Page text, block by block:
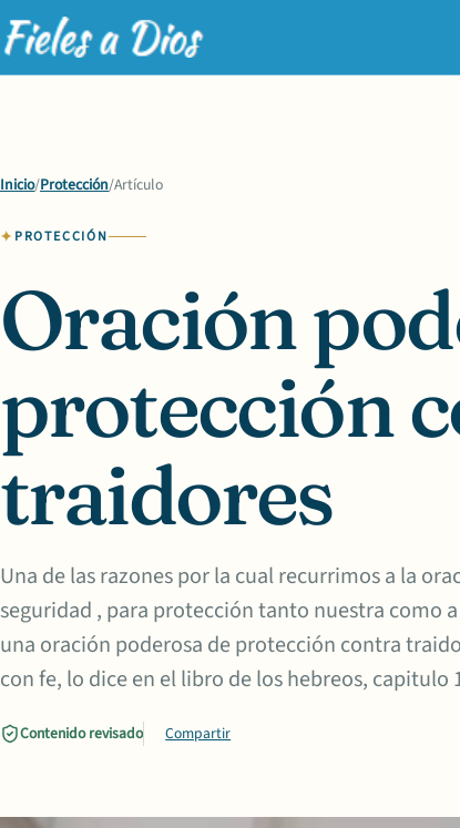
Inicio/Protección/Artículo
PROTECCIÓN
Oración
protección
traidores
Una de las razones por la cual recurrimos a la
seguridad , para protección tanto nuestra como
una oración poderosa de protección contra
con fe, lo dice en el libro de los hebreos, capitulo
Contenido revisado Compartir